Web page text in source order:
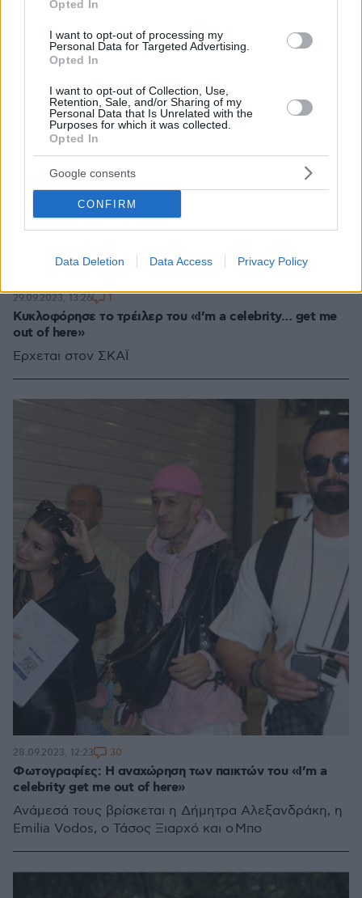
Opted In
I want to opt-out of processing my
Personal Data for Targeted Advertising.
Opted In
I want to opt-out of Collection, Use,
Retention, Sale, and/or Sharing of my
Personal Data that Is Unrelated with the
Purposes for which it was collected.
Opted In
Google consents
CONFIRM
Data Deletion Data Access Privacy Policy
Κυκλοφόρησε το τρέιλερ του «I’m a celebrity… get me
out of here»
Έρχεται στον ΣΚΑΪ
29.09.2023, 13:26 1
Φωτογραφίες: Η αναχώρηση των παικτών του «I’m a
celebrity get me out of here»
Ανάμεσά τους βρίσκεται η Δήμητρα Αλεξανδράκη, η
Emilia Vodos, ο Τάσος Ξιαρχό και ο Μπο
28.09.2023, 12:23 30